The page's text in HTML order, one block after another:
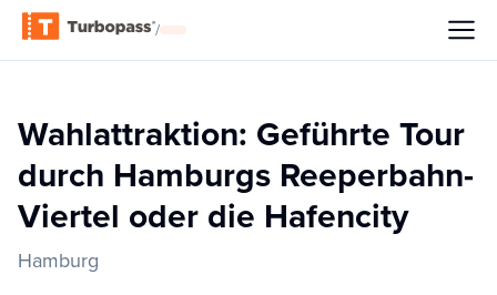
/
Wahlattraktion: Geführte Tour
durch Hamburgs Reeperbahn-
Viertel oder die Hafencity
Hamburg